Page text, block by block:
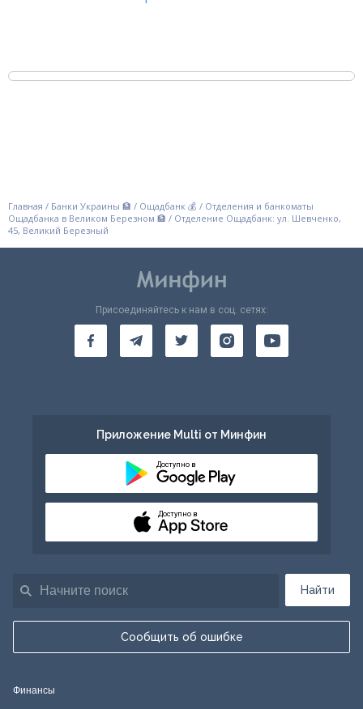
Главная / Банки Украины 🏦 / Ощадбанк 💰 / Отделения и банкоматы
Ощадбанка в Великом Березном 🏦 / Отделение Ощадбанк: ул. Шевченко,
45, Великий Березный
Найти
Сообщить об ошибке
Присоединяйтесь к нам в соц. сетях:
Приложение Multi от Минфин
Доступно в
Доступно в
Финансы